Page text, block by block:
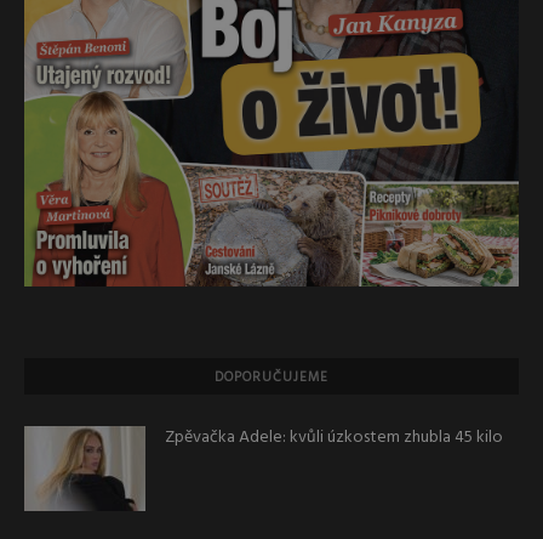
DOPORUČUJEME
Zpěvačka Adele: kvůli úzkostem zhubla 45 kilo